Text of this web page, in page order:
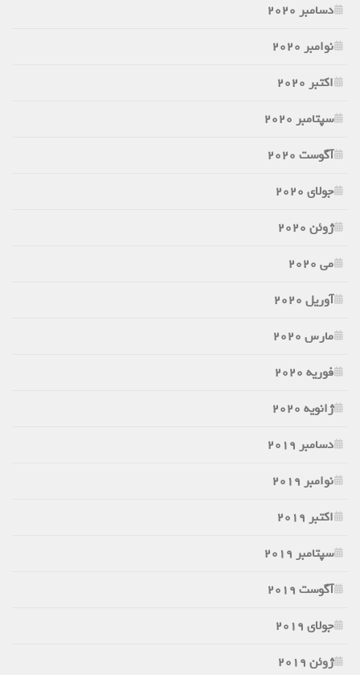
دسامبر 2020
نوامبر 2020
اکتبر 2020
سپتامبر 2020
آگوست 2020
جولای 2020
ژوئن 2020
می 2020
آوریل 2020
مارس 2020
فوریه 2020
ژانویه 2020
دسامبر 2019
نوامبر 2019
اکتبر 2019
سپتامبر 2019
آگوست 2019
جولای 2019
ژوئن 2019